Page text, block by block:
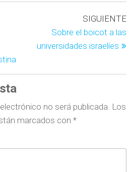
SIGUIENTE
Sobre el boicot a las
universidades israelíes
no será publicada. Los
marcados con *